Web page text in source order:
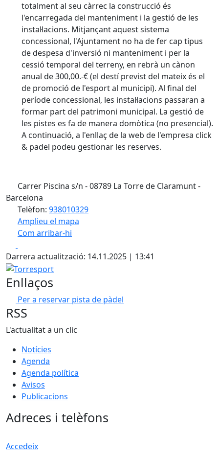
totalment al seu càrrec la construcció és
l'encarregada del manteniment i la gestió de les
instal·lacions. Mitjançant aquest sistema
concessional, l'Ajuntament no ha de fer cap tipus
de despesa d'inversió ni manteniment i per la
cessió temporal del terreny, en rebrà un cànon
anual de 300,00.-€ (el destí previst del mateix és el
de promoció de l'esport al municipi). Al final del
període concessional, les instal·lacions passaran a
formar part del patrimoni municipal. La gestió de
les pistes es fa de manera domòtica (no presencial).
A continuació, a l'enllaç de la web de l'empresa click
& padel podeu gestionar les reserves.
Carrer Piscina s/n - 08789 La Torre de Claramunt -
Barcelona
Telèfon: 938010329
Amplieu el mapa
Com arribar-hi
+
−
Darrera actualització: 14.11.2025 | 13:41
Torresport
Enllaços
Per a reservar pista de pàdel
RSS
L'actualitat a un clic
Notícies
Agenda
Agenda política
Avisos
Publicacions
Adreces i telèfons
Accedeix